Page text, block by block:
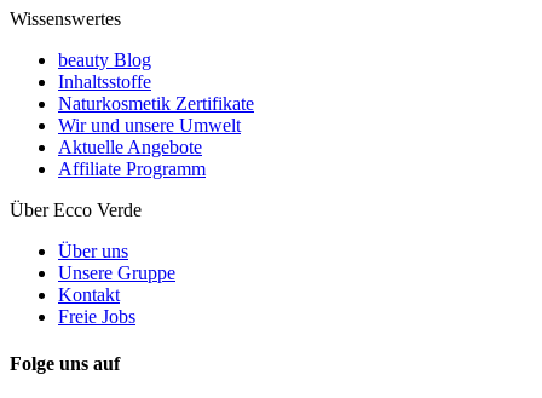
Wissenswertes
beauty Blog
Inhaltsstoffe
Naturkosmetik Zertifikate
Wir und unsere Umwelt
Aktuelle Angebote
Affiliate Programm
Über Ecco Verde
Über uns
Unsere Gruppe
Kontakt
Freie Jobs
Folge uns auf